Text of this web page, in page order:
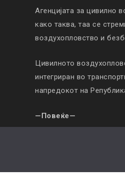
Агенцијата за цивилно
како таква, таа се
воздухопловство и
Цивилното
интегриран во
напредокот на
—Повеќе—
© Copyright 2019. All